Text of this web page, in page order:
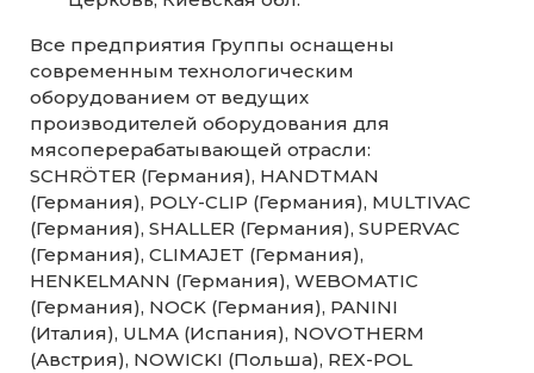
Все предприятия Группы оснащены
современным технологическим
оборудованием от ведущих
производителей оборудования для
мясоперерабатывающей отрасли:
SCHRÖTER (Германия), HANDTMAN
(Германия), POLY-CLIP (Германия), MULTIVAC
(Германия), SHALLER (Германия), SUPERVAC
(Германия), CLIMAJET (Германия),
HENKELMANN (Германия), WEBOMATIC
(Германия), NOCK (Германия), PANINI
(Италия), ULMA (Испания), NOVOTHERM
(Австрия), NOWICKI (Польша), REX-POL